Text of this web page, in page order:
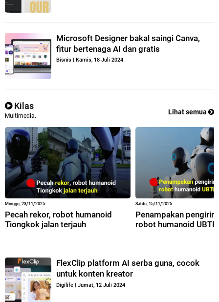
Microsoft Designer bakal saingi Canva,
fitur bertenaga AI dan gratis
Bisnis | Kamis, 18 Juli 2024
Kilas
Multimedia. Lihat semua
Minggu, 23/11/2025
Pecah rekor, robot humanoid
Tiongkok jalan terjauh
Sabtu, 15/11/2025
Penampakan
robot humanoid
FlexClip platform AI serba guna, cocok
untuk konten kreator
Digilife | Jumat, 12 Juli 2024